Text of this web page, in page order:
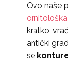
Ovo naše
kratko,
antički
se